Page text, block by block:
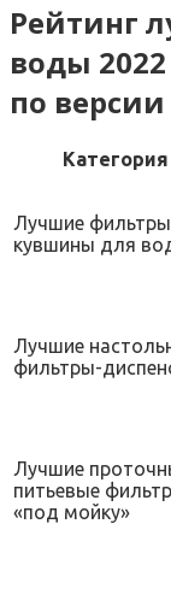
Рейтинг
воды
по
Категория
Лучшие
кувшины для
Лучшие
фильтры-
Лучшие
питьевые
«под мойку»